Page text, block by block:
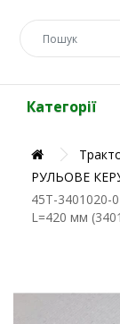
Категорії
РУЛЬОВЕ
45Т-3401020-
L=420 мм